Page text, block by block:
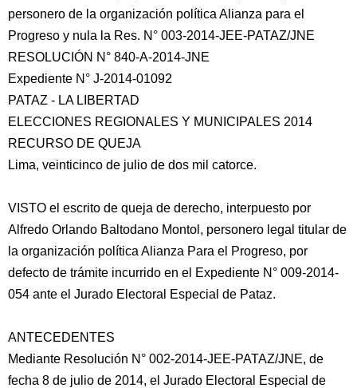
personero de la organización política Alianza para el
Progreso y nula la Res. N° 003-2014-JEE-PATAZ/JNE
RESOLUCIÓN N° 840-A-2014-JNE
Expediente N° J-2014-01092
PATAZ - LA LIBERTAD
ELECCIONES REGIONALES Y MUNICIPALES 2014
RECURSO DE QUEJA
Lima, veinticinco de julio de dos mil catorce.
VISTO el escrito de queja de derecho, interpuesto por
Alfredo Orlando Baltodano Montol, personero legal titular de
la organización política Alianza Para el Progreso, por
defecto de trámite incurrido en el Expediente N° 009-2014-
054 ante el Jurado Electoral Especial de Pataz.
ANTECEDENTES
Mediante Resolución N° 002-2014-JEE-PATAZ/JNE, de
fecha 8 de julio de 2014, el Jurado Electoral Especial de